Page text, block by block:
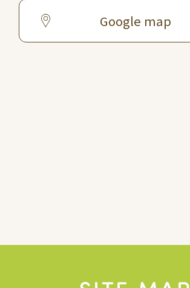
Google map